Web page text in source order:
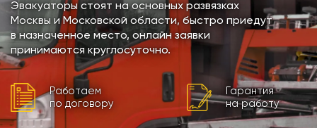
Эвакуаторы стоят на основных развязках
Москвы и Московской области, быстро приедут
в назначенное место, онлайн заявки
принимаются круглосуточно.
Работаем
по договору
Гарантия
на работу